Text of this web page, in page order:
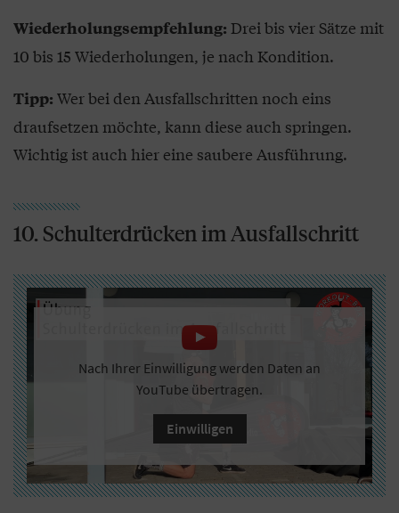
Wiederholungsempfehlung: Drei bis vier Sätze mit
10 bis 15 Wiederholungen, je nach Kondition.
Tipp: Wer bei den Ausfallschritten noch eins
draufsetzen möchte, kann diese auch springen.
Wichtig ist auch hier eine saubere Ausführung.
10. Schulterdrücken im Ausfallschritt
Nach Ihrer Einwilligung werden Daten an
YouTube übertragen.
Einwilligen